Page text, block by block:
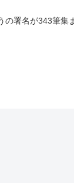
の署名が343筆集